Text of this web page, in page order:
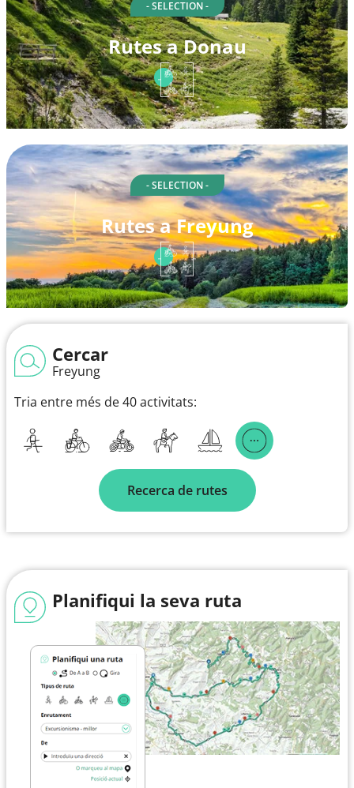
- SELECTION -
Rutes a Donau
- SELECTION -
Rutes a Freyung
Cercar
Freyung
Tria entre més de 40 activitats:
Recerca de rutes
Planifiqui la seva ruta